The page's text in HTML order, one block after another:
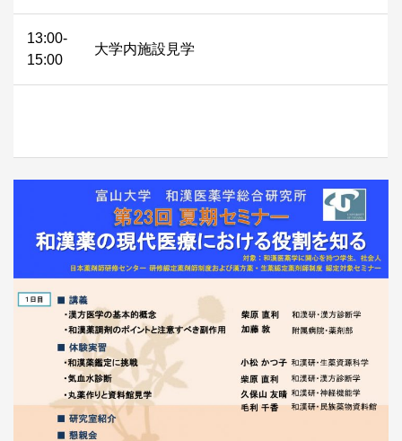
13:00-
15:00
大学内施設見学